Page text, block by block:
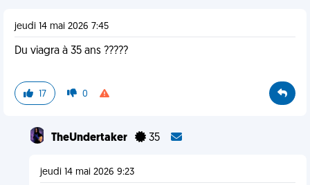
jeudi 14 mai 2026 7:45
Du viagra à 35 ans ?????
17 0
TheUndertaker 35
jeudi 14 mai 2026 9:23